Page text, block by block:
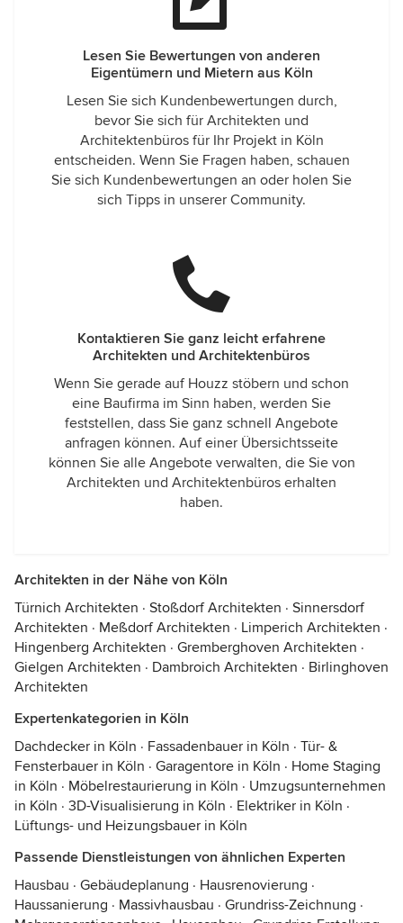
Lesen Sie Bewertungen von anderen
Eigentümern und Mietern aus Köln
Lesen Sie sich Kundenbewertungen durch,
bevor Sie sich für Architekten und
Architektenbüros für Ihr Projekt in Köln
entscheiden. Wenn Sie Fragen haben, schauen
Sie sich Kundenbewertungen an oder holen Sie
sich Tipps in unserer Community.
Kontaktieren Sie ganz leicht erfahrene
Architekten und Architektenbüros
Wenn Sie gerade auf Houzz stöbern und schon
eine Baufirma im Sinn haben, werden Sie
feststellen, dass Sie ganz schnell Angebote
anfragen können. Auf einer Übersichtsseite
können Sie alle Angebote verwalten, die Sie von
Architekten und Architektenbüros erhalten
haben.
Architekten in der Nähe von Köln
Türnich Architekten · Stoßdorf Architekten · Sinnersdorf
Architekten · Meßdorf Architekten · Limperich Architekten ·
Hingenberg Architekten · Gremberghoven Architekten ·
Gielgen Architekten · Dambroich Architekten · Birlinghoven
Architekten
Expertenkategorien in Köln
Dachdecker in Köln · Fassadenbauer in Köln · Tür- &
Fensterbauer in Köln · Garagentore in Köln · Home Staging
in Köln · Möbelrestaurierung in Köln · Umzugsunternehmen
in Köln · 3D-Visualisierung in Köln · Elektriker in Köln ·
Lüftungs- und Heizungsbauer in Köln
Passende Dienstleistungen von ähnlichen Experten
Hausbau · Gebäudeplanung · Hausrenovierung ·
Haussanierung · Massivhausbau · Grundriss-Zeichnung ·